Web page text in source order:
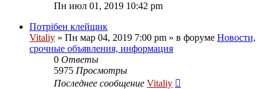
Пн июл 01, 2019 10:42 pm
Потрібен клейщик
Vitaliy » Пн мар 04, 2019 7:00 pm » в форуме Новости,
срочные объявления, информация
0 Ответы
5975 Просмотры
Последнее сообщение Vitaliy